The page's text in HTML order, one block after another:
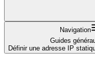
Navigation
Guides
Définir une adresse IP